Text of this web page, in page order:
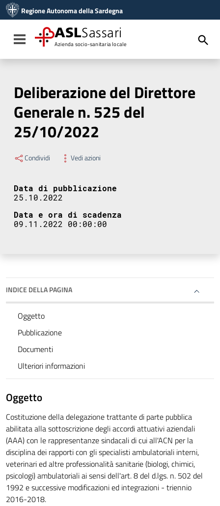
Vai al menu di navigazione
Vai al footer
Regione Autonoma della Sardegna
Toggle navigation
ASLSassari
Azienda socio-sanitaria locale
Deliberazione del Direttore
Generale n. 525 del
25/10/2022
Condividi Vedi azioni
Data di pubblicazione
25.10.2022
Data e ora di scadenza
09.11.2022 00:00:00
INDICE DELLA PAGINA
Oggetto
Pubblicazione
Documenti
Ulteriori informazioni
Oggetto
Costituzione della delegazione trattante di parte pubblica
abilitata alla sottoscrizione degli accordi attuativi aziendali
(AAA) con le rappresentanze sindacali di cui all'ACN per la
disciplina dei rapporti con gli specialisti ambulatoriali interni,
veterinari ed altre professionalità sanitarie (biologi, chimici,
psicologi) ambulatoriali ai sensi dell'art. 8 del d.lgs. n. 502 del
1992 e successive modificazioni ed integrazioni - triennio
2016-2018.